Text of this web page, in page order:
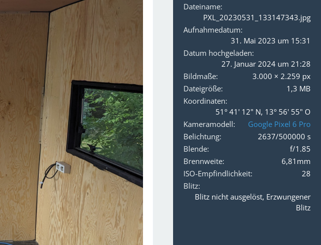
Dateiname
PXL_20230531_133147343.jpg
Aufnahmedatum
31. Mai 2023 um 15:31
Datum hochgeladen
27. Januar 2024 um 21:28
Bildmaße
3.000 × 2.259 px
Dateigröße
1,3 MB
Koordinaten
51° 41' 12" N, 13° 56' 55" O
Kameramodell
Google Pixel 6 Pro
Belichtung
2637/500000 s
Blende
f/1.85
Brennweite
6,81mm
ISO-Empfindlichkeit
28
Blitz
Blitz nicht ausgelöst, Erzwungener
Blitz